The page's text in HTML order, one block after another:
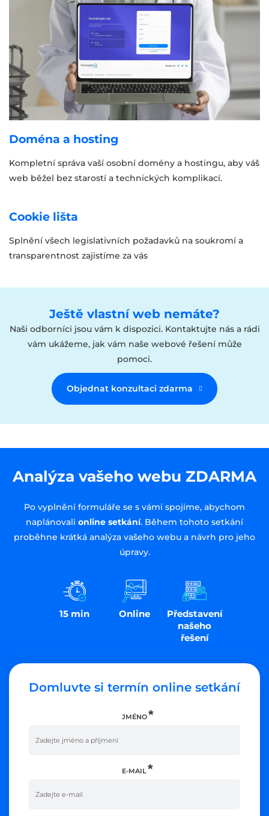
Doména a hosting
Kompletní správa vaší osobní domény a hostingu, aby váš
web běžel bez starostí a technických komplikací.
Cookie lišta
Splnění všech legislativních požadavků na soukromí a
transparentnost zajistíme za vás
Ještě vlastní web nemáte?
Naši odborníci jsou vám k dispozici. Kontaktujte nás a rádi
vám ukážeme, jak vám naše webové řešení může
pomoci.
Objednat konzultaci zdarma
Analýza vašeho webu ZDARMA
Po vyplnění formuláře se s vámi spojíme, abychom
naplánovali online setkání. Během tohoto setkání
proběhne krátká analýza vašeho webu a návrh pro jeho
úpravy.
15 min Online
Představení
našeho
řešení
Domluvte si termín online setkání
JMÉNO
E-MAIL